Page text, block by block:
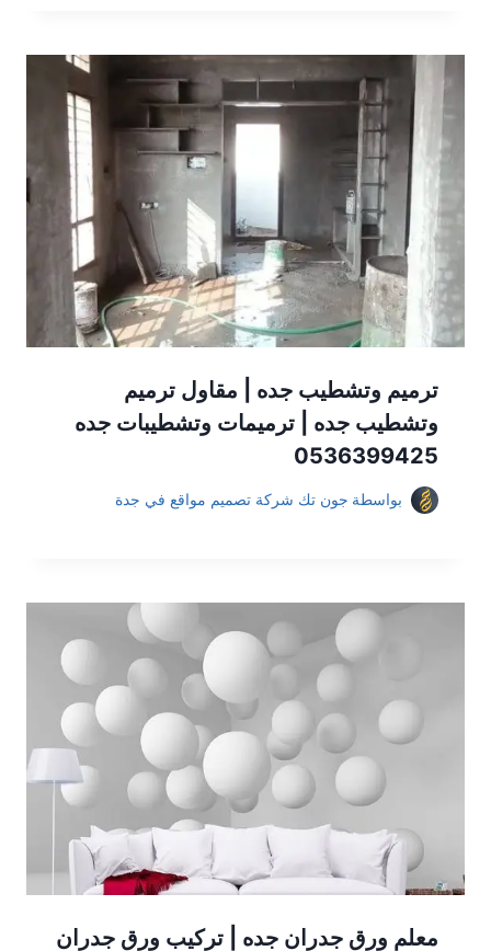
ترميم وتشطيب جده | مقاول ترميم
وتشطيب جده | ترميمات وتشطيبات جده
0536399425
بواسطة جون تك شركة تصميم مواقع في جدة
معلم ورق جدران جده | تركيب ورق جدران